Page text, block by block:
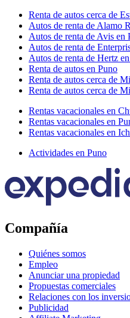
Renta de autos cerca de
Autos de renta de Alamo
Autos de renta de Avis en
Autos de renta de
Autos de renta de Hertz
Renta de autos en Puno
Renta de autos cerca de
Renta de autos cerca de
Rentas vacacionales en
Rentas vacacionales en
Rentas vacacionales en
Actividades en Puno
Compañía
Quiénes somos
Empleo
Anunciar una propiedad
Propuestas comerciales
Relaciones con los
Publicidad